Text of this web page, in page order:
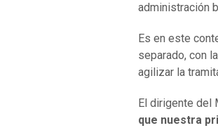
administración
Es en este
separado, con
agilizar la
El dirigente del
que nuestra